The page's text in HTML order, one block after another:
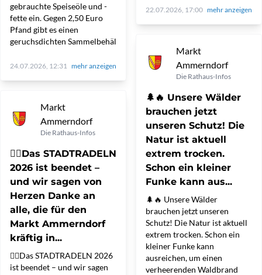
gebrauchte Speiseöle und -
fette ein. Gegen 2,50 Euro
Pfand gibt es einen
geruchsdichten Sammelbehäl
24.07.2026, 12:31 mehr anzeigen
Markt
Ammerndorf
Die Rathaus-Infos
🚴‍♀️Das STADTRADELN
2026 ist beendet –
und wir sagen von
Herzen Danke an
alle, die für den
Markt Ammerndorf
kräftig in...
🚴‍♀️Das STADTRADELN 2026
ist beendet – und wir sagen
22.07.2026, 17:00 mehr anzeigen
Markt
Ammerndorf
Die Rathaus-Infos
🌲🔥 Unsere Wälder
brauchen jetzt
unseren Schutz! Die
Natur ist aktuell
extrem trocken.
Schon ein kleiner
Funke kann aus...
🌲🔥 Unsere Wälder
brauchen jetzt unseren
Schutz! Die Natur ist aktuell
extrem trocken. Schon ein
kleiner Funke kann
ausreichen, um einen
verheerenden Waldbrand